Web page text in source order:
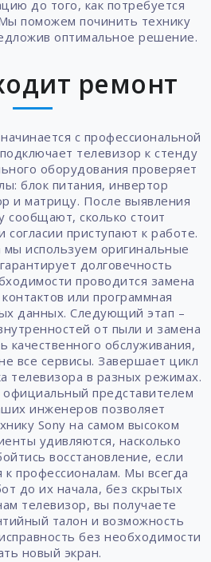
до того, как потребуется
поможем починить технику
оптимальное решение.
ремонт
с профессиональной
телевизор к стенду
оборудования проверяет
блок питания, инвертор
и матрицу. После выявления
сообщают, сколько стоит
согласии приступают к работе.
используем оригинальные
долговечность
проводится замена
или программная
данных. Следующий этап –
от пыли и замена
качественного обслуживания,
все сервисы. Завершает цикл
телевизора в разных режимах.
представителем
инженеров позволяет
Sony на самом высоком
удивляются, насколько
восстановление, если
к профессионалам. Мы всегда
до их начала, без скрытых
телевизор, вы получаете
талон и возможность
без необходимости
новый экран.